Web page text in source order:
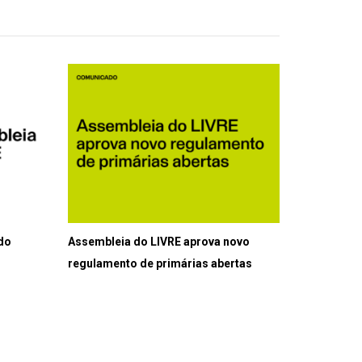
Assembleia do LIVRE aprova novo
regulamento de primárias abertas